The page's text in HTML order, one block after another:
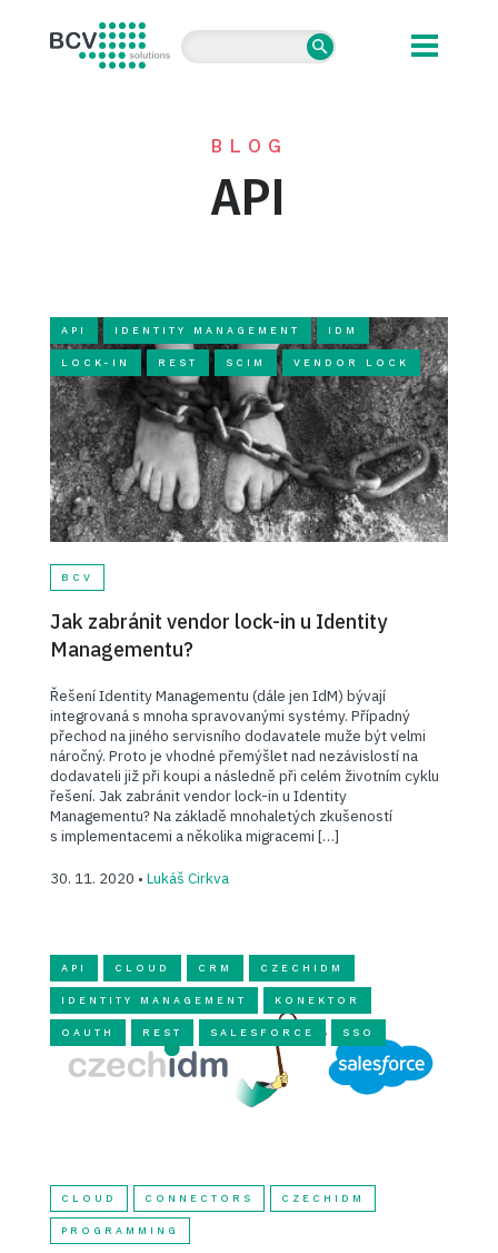
BCV solutions s.r.o.
BLOG
API
API IDENTITY MANAGEMENT IDM
LOCK-IN REST SCIM VENDOR LOCK
BCV
Jak zabránit vendor lock-in u Identity
Managementu?
Řešení Identity Managementu (dále jen IdM) bývají
integrovaná s mnoha spravovanými systémy. Případný
přechod na jiného servisního dodavatele muže být velmi
náročný. Proto je vhodné přemýšlet nad nezávislostí na
dodavateli již při koupi a následně při celém životním cyklu
řešení. Jak zabránit vendor lock-in u Identity
Managementu? Na základě mnohaletých zkušeností
s implementacemi a několika migracemi […]
30. 11. 2020 • Lukáš Cirkva
API CLOUD CRM CZECHIDM
IDENTITY MANAGEMENT KONEKTOR
OAUTH REST SALESFORCE SSO
CLOUD CONNECTORS CZECHIDM
PROGRAMMING